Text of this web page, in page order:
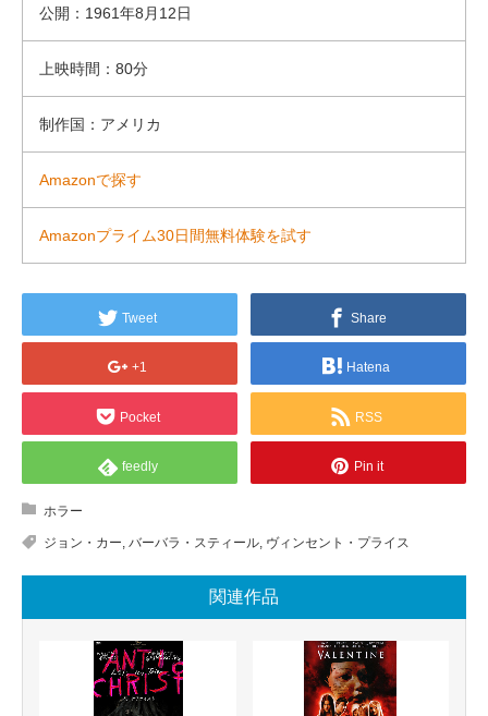
公開：1961年8月12日
上映時間：80分
制作国：アメリカ
Amazonで探す
Amazonプライム30日間無料体験を試す
Tweet Share
+1 Hatena
Pocket RSS
feedly Pin it
ホラー
ジョン・カー バーバラ・スティール ヴィンセント・プライス
関連作品